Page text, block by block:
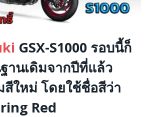
GSX-S1000 รอบนี้ก็
านเดิมจากปีที่แล้ว
สีใหม่ โดยใช้ชื่อสีว่า
Red